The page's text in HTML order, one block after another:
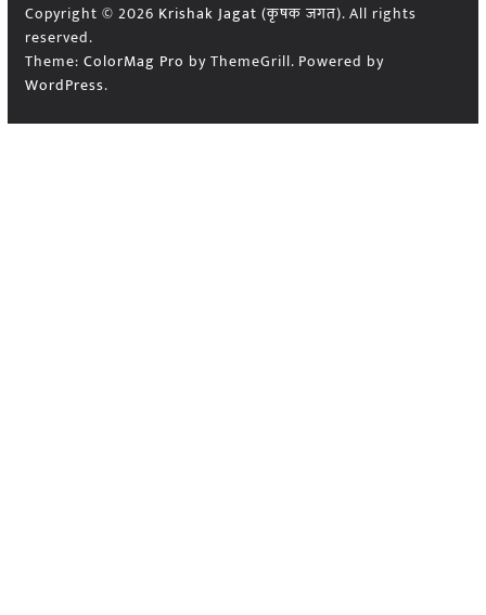
Copyright © 2026 Krishak Jagat (कृषक जगत). All rights
reserved.
Theme: ColorMag Pro by ThemeGrill. Powered by
WordPress.